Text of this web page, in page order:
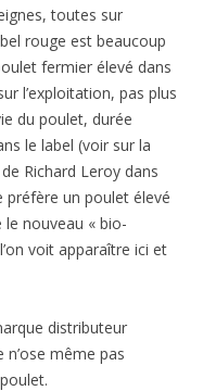
toutes sur
rouge est beaucoup
fermier élevé dans
l’exploitation, pas plus
du poulet, durée
le label (voir sur la
Richard Leroy dans
préfère un poulet élevé
le nouveau « bio-
voit apparaître ici et
distributeur
même pas